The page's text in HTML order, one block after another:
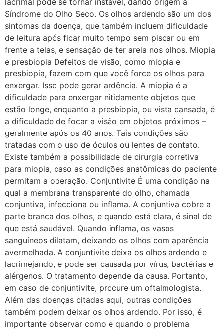
Síndrome do Olho Seco. Os olhos ardendo são um dos
sintomas da doença, que também incluem dificuldade
de leitura após ficar muito tempo sem piscar ou em
frente a telas, e sensação de ter areia nos olhos. Miopia
e presbiopia Defeitos de visão, como miopia e
presbiopia, fazem com que você force os olhos para
enxergar. Isso pode gerar ardência. A miopia é a
dificuldade para enxergar nitidamente objetos que
estão longe, enquanto a presbiopia, ou vista cansada, é
a dificuldade de focar a visão em objetos próximos –
geralmente após os 40 anos. Tais condições são
tratadas com o uso de óculos ou lentes de contato.
Existe também a possibilidade de cirurgia corretiva
para miopia, caso as condições anatômicas do paciente
permitam a operação. Conjuntivite É uma condição na
qual a membrana transparente do olho, chamada
conjuntiva, infecciona ou inflama. A conjuntiva cobre a
parte branca dos olhos, e quando está clara, é sinal de
que está saudável. Quando inflama, os vasos
sanguíneos dilatam, deixando os olhos com aparência
avermelhada. A conjuntivite deixa os olhos ardendo e
lacrimejando, e pode ser causada por vírus, bactérias e
alérgenos. O tratamento depende da causa. Portanto,
em caso de conjuntivite, procure um oftalmologista.
Além das doenças citadas aqui, outras condições
também podem deixar os olhos ardendo. Por isso, é
importante observar como e quando o problema